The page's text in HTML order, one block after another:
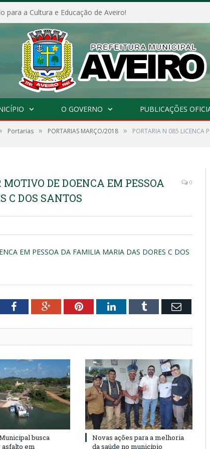
para a Cultura e Educação de Aveiro!
O GOVERNO PUBLICAÇÕES
Portarias » PORTARIAS MARÇO/2018 » PORTARIA N 085 LICENCA
DE DOENCA EM PESSOA
C DOS SANTOS
0
EM PESSOA DA FAMILIA MARIA DAS DORES C DOS
FacebookGoogle+PinterestLinkedInTumblr Email
busca
em
Novas ações para a melhoria
da saúde no município